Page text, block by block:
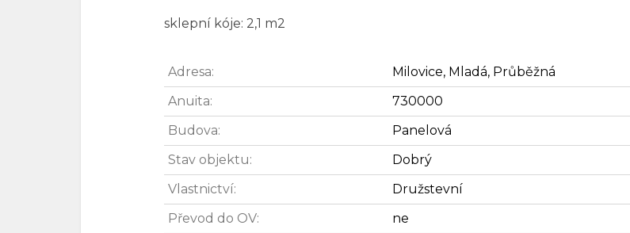
sklepní kóje: 2,1 m2
Adresa:
Milovice, Mladá, Průběžná
Anuita:
730000
Budova:
Panelová
Stav objektu:
Dobrý
Vlastnictví:
Družstevní
Převod do OV:
ne